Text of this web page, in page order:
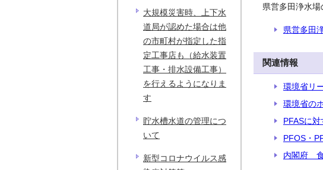
県営多田浄水
県営多田
関連情報
環境省リ
環境省の
PFASに
PFOS・
内閣府
大規模災害時、上下水
道局が認めた場合は他
の市町村が指定した指
定工事店も（給水装置
工事・排水設備工事）
を行えるようになりま
す
貯水槽水道の管理につ
いて
新型コロナウイルス感